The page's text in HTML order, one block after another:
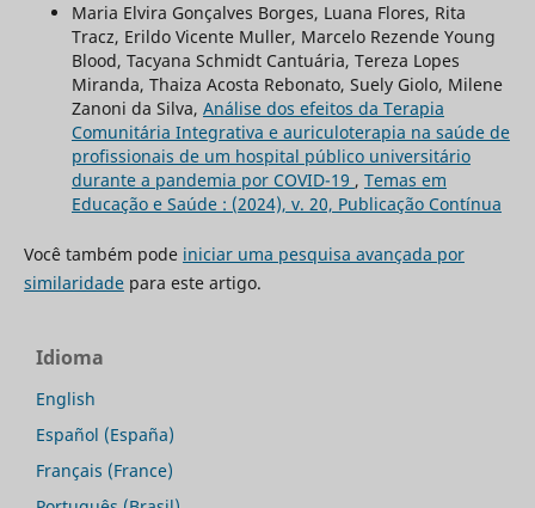
Maria Elvira Gonçalves Borges, Luana Flores, Rita
Tracz, Erildo Vicente Muller, Marcelo Rezende Young
Blood, Tacyana Schmidt Cantuária, Tereza Lopes
Miranda, Thaiza Acosta Rebonato, Suely Giolo, Milene
Zanoni da Silva, Análise dos efeitos da Terapia
Comunitária Integrativa e auriculoterapia na saúde de
profissionais de um hospital público universitário
durante a pandemia por COVID-19 , Temas em
Educação e Saúde : (2024), v. 20, Publicação Contínua
Você também pode iniciar uma pesquisa avançada por
similaridadepara este artigo.
Idioma
English
Español (España)
Français (France)